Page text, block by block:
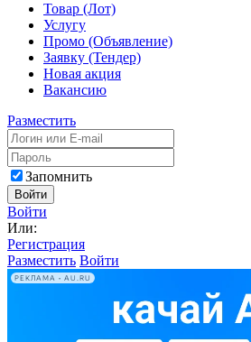
Товар (Лот)
Услугу
Промо (Объявление)
Заявку (Тендер)
Новая акция
Вакансию
Разместить
Запомнить
Войти
Войти
Или:
Регистрация
Разместить Войти
РЕКЛАМА • AU.RU